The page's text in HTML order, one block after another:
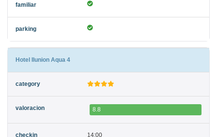
Hotel Ilunion Aqua 4
8.8
14:00